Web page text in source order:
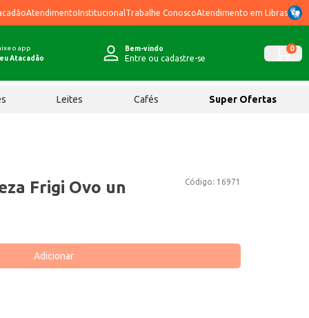
AtendimentoInstitucional Trabalhe ConoscoAtendimento em Libras
o app
Atacadão
Bem-vindo
Entre ou cadastre-se
0
Leites Cafés Super Ofertas
Código: 16971
Frigi Ovo un
Adicionar